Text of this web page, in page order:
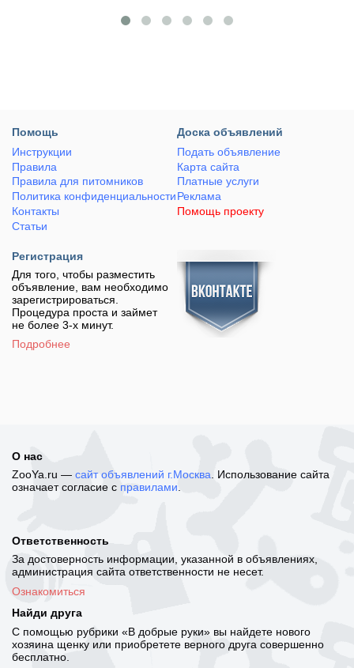
Помощь
Инструкции
Правила
Правила для питомников
Политика конфиденциальности
Контакты
Статьи
Доска объявлений
Подать объявление
Карта сайта
Платные услуги
Реклама
Помощь проекту
Регистрация
Для того, чтобы разместить
объявление, вам необходимо
зарегистрироваться.
Процедура проста и займет
не более 3-х минут.
Подробнее
О нас
ZooYa.ru — сайт объявлений г.Москва . Использование сайта
означает согласие с правилами
Ответственность
За достоверность информации, указанной в объявлениях,
администрация сайта ответственности не несет.
Ознакомиться
Найди друга
С помощью рубрики «В добрые руки» вы найдете нового
хозяина щенку или приобретете верного друга совершенно
бесплатно.